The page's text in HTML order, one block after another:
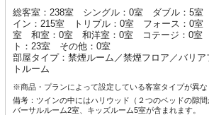
総客室：238室 シングル：0室 ダブル：5
イン：215室 トリプル：0室 フォース：0室
室 和室：0室 和洋室：0室 コテージ：0室
ト：23室 その他：0室
部屋タイプ：禁煙ルーム／禁煙フロア／バリア
トルーム
※商品・プランによって設定している客室タイプが異な
備考：ツインの中にはハリウッド（２つのベッドの隙
バーサルルーム2室、キッズルーム5室が含まれます。